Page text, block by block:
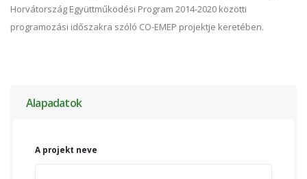
Horvátország Együttműködési Program 2014-2020 közötti
programozási időszakra szóló CO-EMEP projektje keretében.
Alapadatok
A projekt neve